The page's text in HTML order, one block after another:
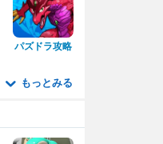
パズドラ攻略
もっとみる